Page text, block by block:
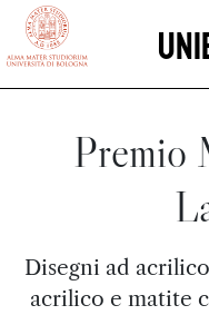
vai al contenuto della
Premio
Disegni ad
acrilico e matite